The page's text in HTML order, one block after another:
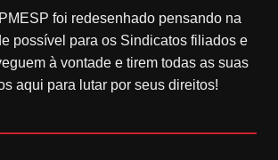
foi redesenhado pensando na
possível para os Sindicatos filiados e
à vontade e tirem todas as suas
aqui para lutar por seus direitos!